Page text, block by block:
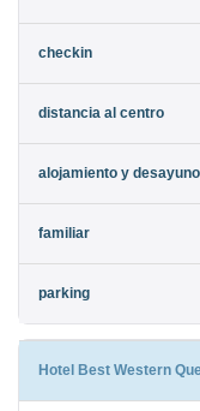
Hotel Best Western